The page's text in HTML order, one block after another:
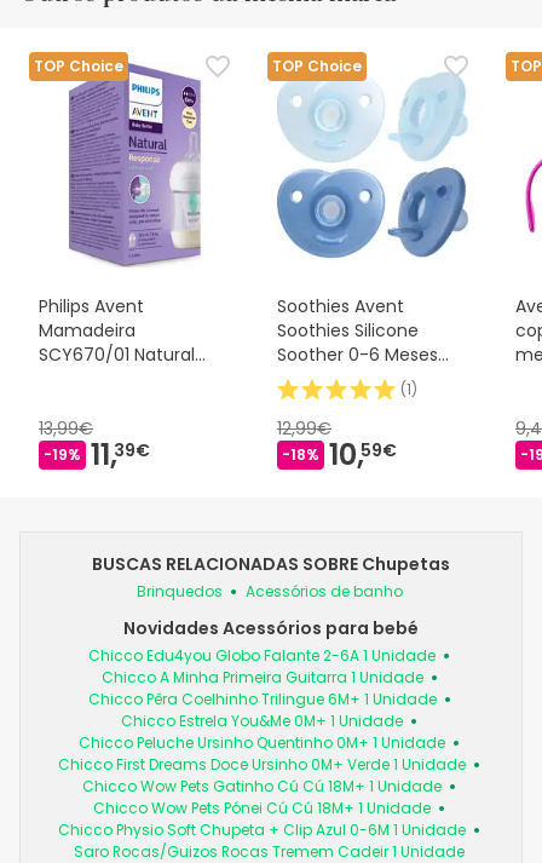
TOP Choice
Philips Avent
Mamadeira
SCY670/01 Natural
13,99€
-19% 11,39€
TOP Choice
Soothies Avent
Soothies Silicone
Soother 0-6 Meses
Azul 2 peças
(1)
12,99€
-18% 10,59€ -
BUSCAS RELACIONADAS SOBRE Chupetas
Brinquedos Acessórios de banho
Novidades Acessórios para bebé
Chicco Edu4you Globo Falante 2-6A 1 Unidade
Chicco A Minha Primeira Guitarra 1 Unidade
Chicco Pêra Coelhinho Trilingue 6M+ 1 Unidade
Chicco Estrela You&Me 0M+ 1 Unidade
Chicco Peluche Ursinho Quentinho 0M+ 1 Unidade
Chicco First Dreams Doce Ursinho 0M+ Verde 1 Unidade
Chicco Wow Pets Gatinho Cú Cú 18M+ 1 Unidade
Chicco Wow Pets Pónei Cú Cú 18M+ 1 Unidade
Chicco Physio Soft Chupeta + Clip Azul 0-6M 1 Unidade
Saro Rocas/Guizos Rocas Tremem Cadeir 1 Unidade